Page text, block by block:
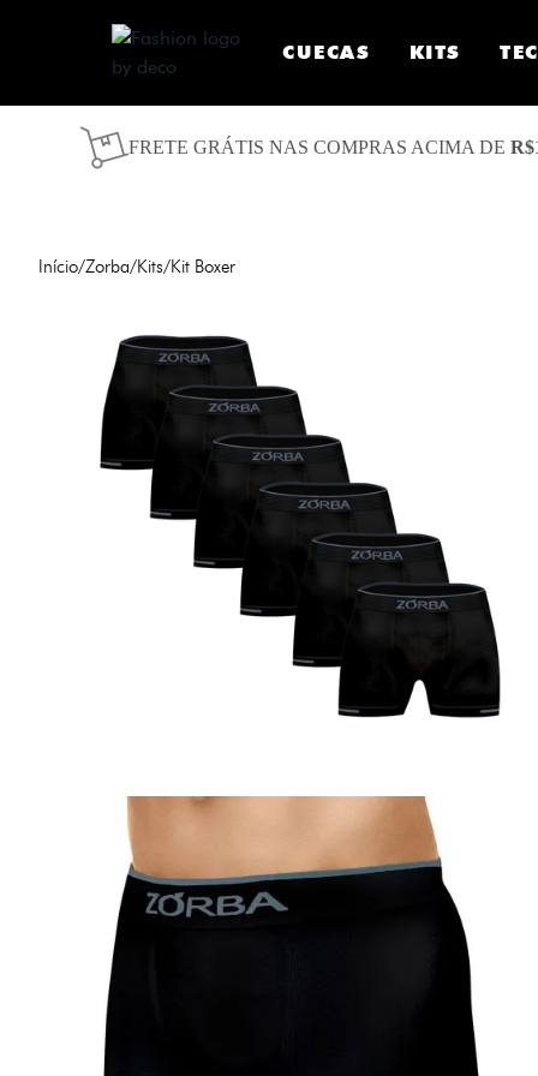
CUECAS KITS
FRETE GRÁTIS NAS COMPRAS ACIMA DE
Início/Zorba/Kits/Kit Boxer